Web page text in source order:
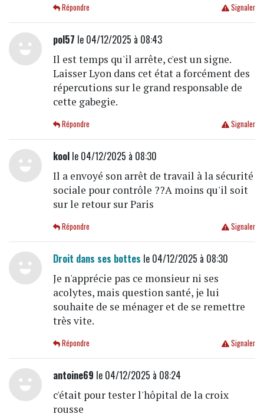
Signaler
Répondre
pol57 le 04/12/2025 à 08:43
Il est temps qu'il arrête, c'est un signe.
Laisser Lyon dans cet état a forcément des
répercutions sur le grand responsable de
cette gabegie.
Signaler
Répondre
koolle 04/12/2025 à 08:30
Il a envoyé son arrêt de travail à la sécurité
sociale pour contrôle ??A moins qu'il soit
sur le retour sur Paris
Signaler
Répondre
Droit dans ses bottes le 04/12/2025 à 08:30
Je n'apprécie pas ce monsieur ni ses
acolytes, mais question santé, je lui
souhaite de se ménager et de se remettre
très vite.
Signaler
Répondre
antoine69 le 04/12/2025 à 08:24
c'était pour tester l'hôpital de la croix
rousse